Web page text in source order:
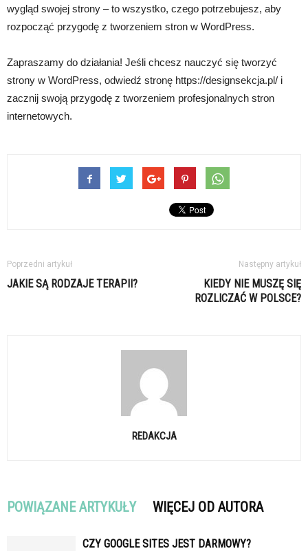
wygląd swojej strony – to wszystko, czego potrzebujesz, aby
rozpocząć przygodę z tworzeniem stron w WordPress.
Zapraszamy do działania! Jeśli chcesz nauczyć się tworzyć
strony w WordPress, odwiedź stronę https://designsekcja.pl/ i
zacznij swoją przygodę z tworzeniem profesjonalnych stron
internetowych.
Poprzedni artykuł
JAKIE SĄ RODZAJE TERAPII?
Następny artykuł
KIEDY NIE MUSZĘ SIĘ
ROZLICZAĆ W POLSCE?
REDAKCJA
POWIĄZANE ARTYKUŁY WIĘCEJ OD AUTORA
CZY GOOGLE SITES JEST DARMOWY?